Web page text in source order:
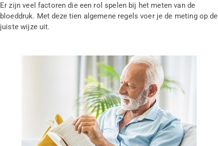
Er zijn veel factoren die een rol spelen bij het meten van de
bloeddruk. Met deze tien algemene regels voer je de meting op de
juiste wijze uit.